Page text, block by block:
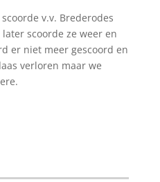
v.v. Brederodes
scoorde ze weer en
er niet meer gescoord en
verloren maar we